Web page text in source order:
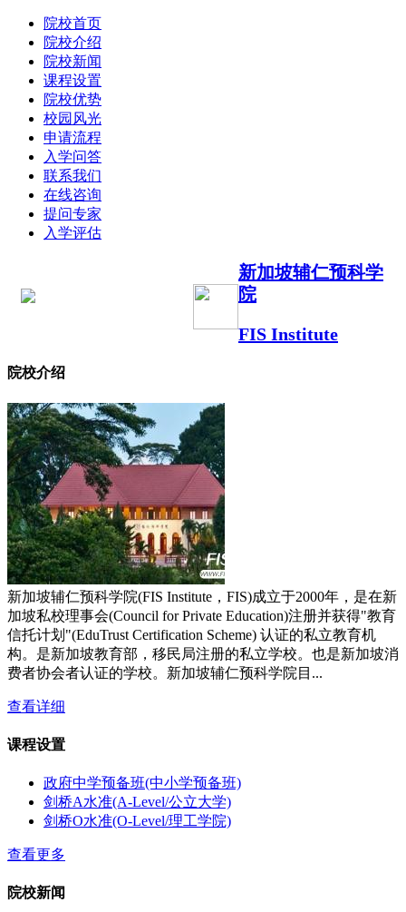
院校首页
院校介绍
院校新闻
课程设置
院校优势
校园风光
申请流程
入学问答
联系我们
在线咨询
提问专家
入学评估
新加坡辅仁预科学
院
FIS Institute
院校介绍
新加坡辅仁预科学院(FIS Institute，FIS)成立于2000年，是在新
加坡私校理事会(Council for Private Education)注册并获得"教育
信托计划"(EduTrust Certification Scheme) 认证的私立教育机
构。是新加坡教育部，移民局注册的私立学校。也是新加坡消
费者协会者认证的学校。新加坡辅仁预科学院目...
查看详细
课程设置
政府中学预备班(中小学预备班)
剑桥A水准(A-Level/公立大学)
剑桥O水准(O-Level/理工学院)
查看更多
院校新闻